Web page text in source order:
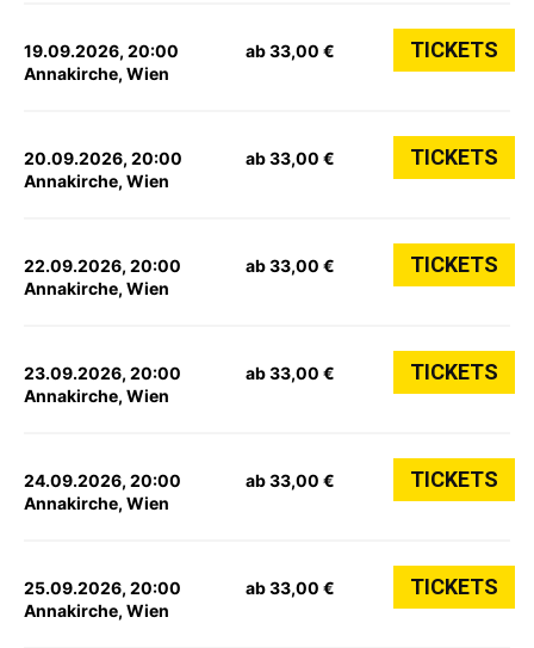
19.09.2026, 20:00
Annakirche, Wien
ab 33,00 € TICKETS
20.09.2026, 20:00
Annakirche, Wien
ab 33,00 € TICKETS
22.09.2026, 20:00
Annakirche, Wien
ab 33,00 € TICKETS
23.09.2026, 20:00
Annakirche, Wien
ab 33,00 € TICKETS
24.09.2026, 20:00
Annakirche, Wien
ab 33,00 € TICKETS
25.09.2026, 20:00
Annakirche, Wien
ab 33,00 € TICKETS